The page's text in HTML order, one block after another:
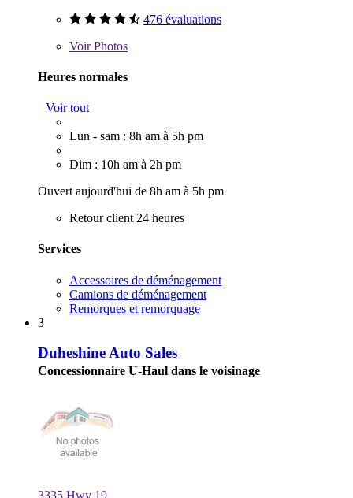
476 évaluations
VoirPhotos
Heures normales
Voir tout
Lun - sam : 8h am à 5h pm
Dim : 10h am à 2h pm
Ouvert aujourd'hui de 8h am à 5h pm
Retour client 24 heures
Services
Accessoires de déménagement
Camions de déménagement
Remorques et remorquage
3
Duheshine Auto Sales
Concessionnaire U-Haul dans le voisinage
3335 Hwy 19